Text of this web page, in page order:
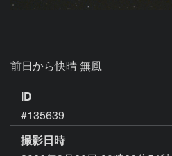
ID
#135639
撮影日時